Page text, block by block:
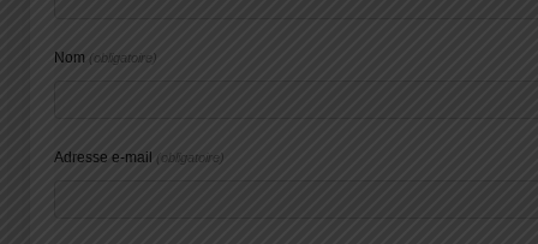
Nom (obligatoire)
Adresse e-mail (obligatoire)